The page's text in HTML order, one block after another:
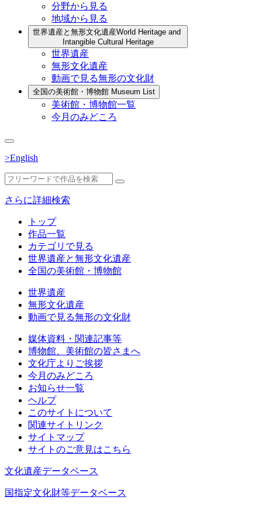
分野から見る
地域から見る
世界遺産と無形文化遺産World Heritage and
Intangible Cultural Heritage
世界遺産
無形文化遺産
動画で見る無形の文化財
全国の美術館・博物館 Museum List
美術館・博物館一覧
今月のみどころ
>English
さらに詳細検索
トップ
作品一覧
カテゴリで見る
世界遺産と無形文化遺産
全国の美術館・博物館
世界遺産
無形文化遺産
動画で見る無形の文化財
媒体資料・関連記事等
博物館、美術館の皆さまへ
文化庁よりご挨拶
今月のみどころ
お知らせ一覧
ヘルプ
このサイトについて
関連サイトリンク
サイトマップ
サイトのご意見はこちら
文化遺産データベース
国指定文化財等データベース